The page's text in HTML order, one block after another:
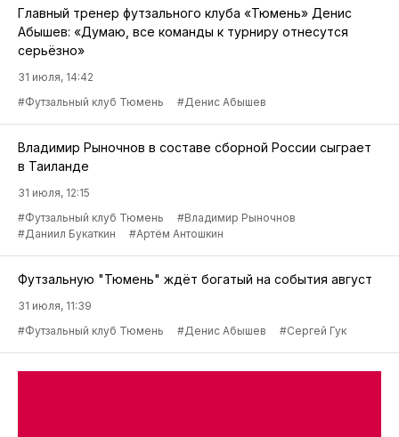
Главный тренер футзального клуба «Тюмень» Денис
Абышев: «Думаю, все команды к турниру отнесутся
серьёзно»
31 июля, 14:42
#Футзальный клуб Тюмень
#Денис Абышев
Владимир Рыночнов в составе сборной России сыграет
в Таиланде
31 июля, 12:15
#Футзальный клуб Тюмень
#Владимир Рыночнов
#Даниил Букаткин
#Артём Антошкин
Футзальную "Тюмень" ждёт богатый на события август
31 июля, 11:39
#Футзальный клуб Тюмень
#Денис Абышев #Сергей Гук